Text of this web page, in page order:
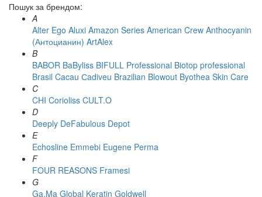
Пошук за брендом:
A
Alter Ego Aluxi Amazon Series American Crew Anthocyanin
(Антоцианин) ArtAlex
B
BABOR BaByliss BIFULL Professional Biotop professional
Brasil Cacau Сadiveu Brazilian Blowout Byothea Skin Care
C
CHI Corioliss CULT.O
D
Deeply DeFabulous Depot
E
Echosline Emmebi Eugene Perma
F
FOUR REASONS Framesi
G
Ga.Ma Global Keratin Goldwell